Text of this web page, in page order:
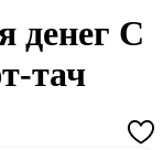
денег С
тач